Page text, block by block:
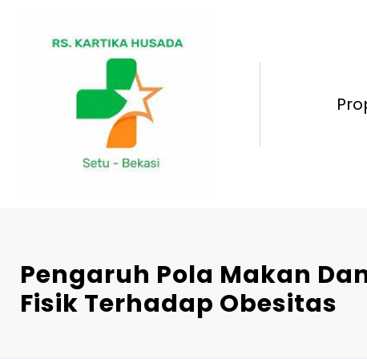
content
Pengaruh Pola Makan
Fisik Terhadap Obesitas